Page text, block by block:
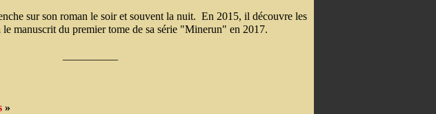
sur son roman le soir et souvent la nuit. En 2015, il découvre les
manuscrit du premier tome de sa série "Minerun" en 2017.
»